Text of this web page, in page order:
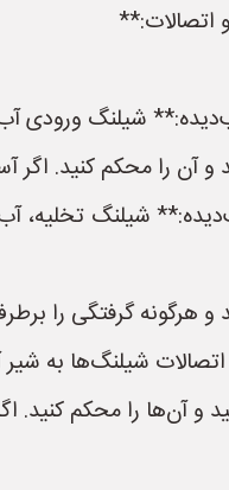
شیلنگ ورودی
آن را محکم کنید. اگر
شیلنگ تخلیه،
هرگونه گرفتگی را
شیلنگ‌ها به
و آن‌ها را محکم کنید.